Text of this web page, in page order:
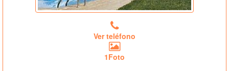
Ver teléfono
1Foto